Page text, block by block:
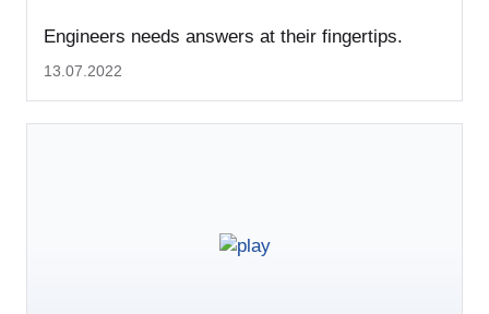
Engineers needs answers at their fingertips.
13.07.2022